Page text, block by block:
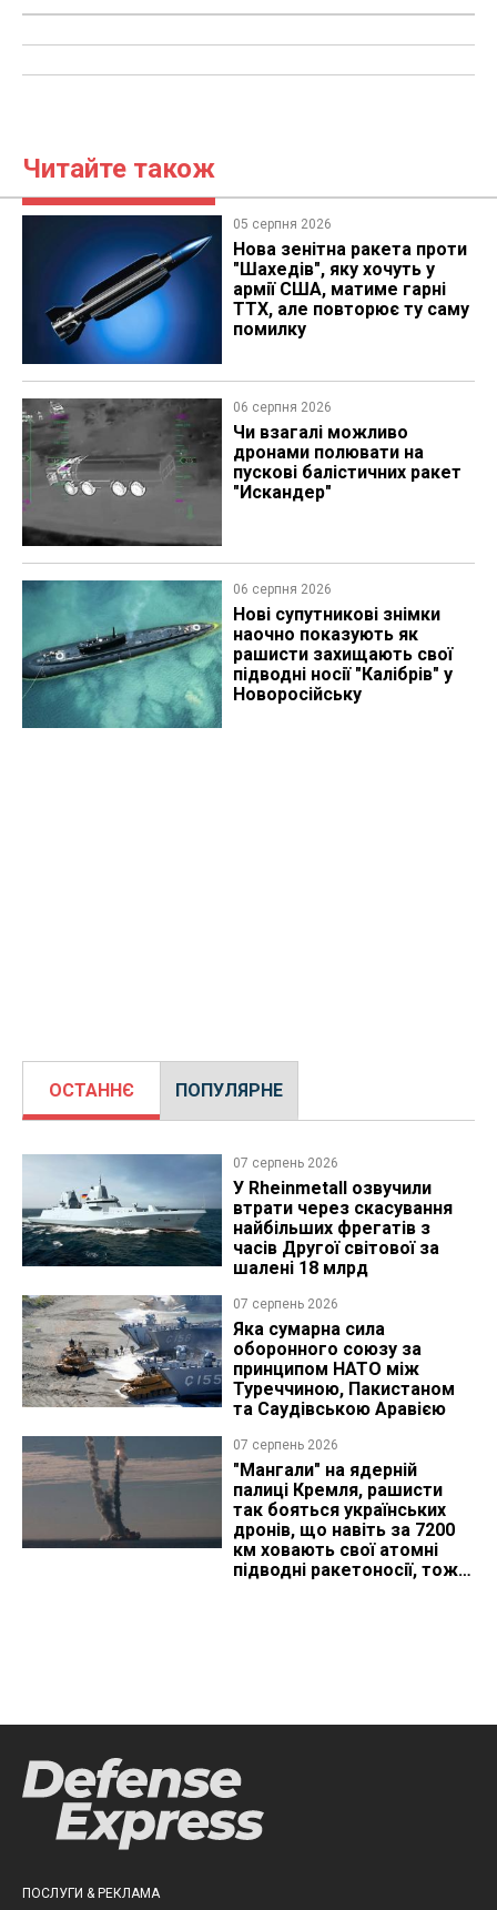
Читайте також
05 серпня 2026
Нова зенітна ракета проти
"Шахедів", яку хочуть у
армії США, матиме гарні
ТТХ, але повторює ту саму
помилку
06 серпня 2026
Чи взагалі можливо
дронами полювати на
пускові балістичних ракет
"Искандер"
06 серпня 2026
Нові супутникові знімки
наочно показують як
рашисти захищають свої
підводні носії "Калібрів" у
Новоросійську
ОСТАННЄ ПОПУЛЯРНЕ
07 серпень 2026
У Rheinmetall озвучили
втрати через скасування
найбільших фрегатів з
часів Другої світової за
шалені 18 млрд
07 серпень 2026
Яка сумарна сила
оборонного союзу за
принципом НАТО між
Туреччиною, Пакистаном
та Саудівською Аравією
07 серпень 2026
"Мангали" на ядерній
палиці Кремля, рашисти
так бояться українських
дронів, що навіть за 7200
км ховають свої атомні
підводні ракетоносії, тож
ПОСЛУГИ & РЕКЛАМА